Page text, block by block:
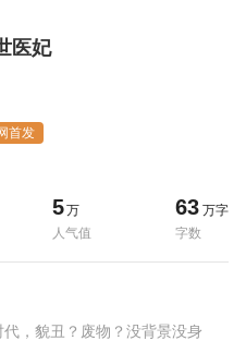
医妃
首发
5万
人气值
63 万字
字数
，貌丑？废物？没背景没身